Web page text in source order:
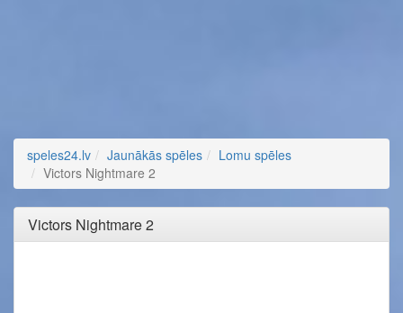
speles24.lv Jaunākās spēles
Lomu spēles
Victors Nightmare 2
Victors Nightmare 2